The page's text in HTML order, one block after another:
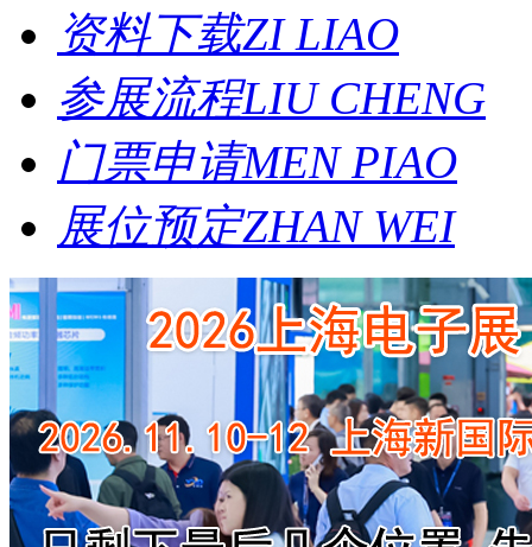
资料下载ZI LIAO
参展流程LIU CHENG
门票申请MEN PIAO
展位预定ZHAN WEI